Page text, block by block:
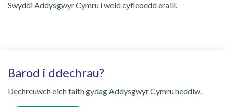
Swyddi Addysgwyr Cymru i weld cyfleoedd eraill.
Barod i ddechrau?
Dechreuwch eich taith gydag Addysgwyr Cymru heddiw.